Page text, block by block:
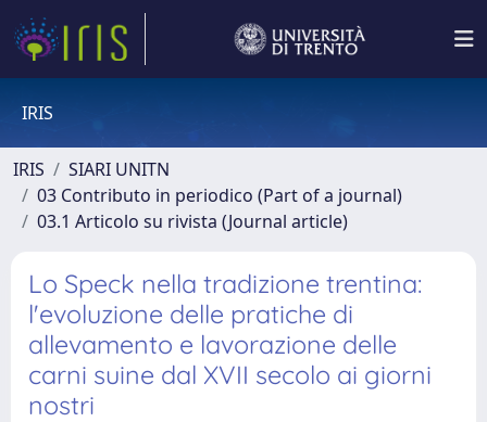
IRIS
IRIS
SIARI UNITN
03 Contributo in periodico (Part of a journal)
03.1 Articolo su rivista (Journal article)
Lo Speck nella tradizione trentina:
l'evoluzione delle pratiche di
allevamento e lavorazione delle
carni suine dal XVII secolo ai giorni
nostri